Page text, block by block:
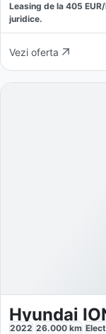
Leasing de la 405
juridice.
Vezi oferta
2022 26.000 km